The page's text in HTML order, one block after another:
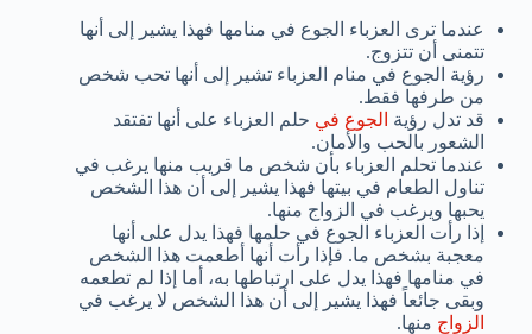
عندما ترى العزباء الجوع في منامها فهذا يشير إلى أنها
تتمنى أن تتزوج.
رؤية الجوع في منام العزباء تشير إلى أنها تحب شخص
من طرفها فقط.
قد تدل رؤية الجوع في حلم العزباء على أنها تفتقد
الشعور بالحب والأمان.
عندما تحلم العزباء بأن شخص ما قريب منها يرغب في
تناول الطعام في بيتها فهذا يشير إلى أن هذا الشخص
يحبها ويرغب في الزواج منها.
إذا رأت العزباء الجوع في حلمها فهذا يدل على أنها
معجبة بشخص ما. فإذا رأت أنها أطعمت هذا الشخص
في منامها فهذا يدل على ارتباطها به، أما إذا لم تطعمه
وبقى جائعاً فهذا يشير إلى أن هذا الشخص لا يرغب في
الزواج منها.